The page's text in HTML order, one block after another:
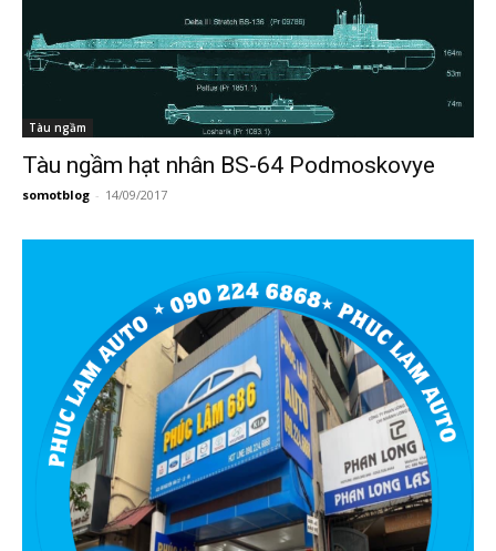
Tàu ngầm
Tàu ngầm hạt nhân BS-64 Podmoskovye
somotblog - 14/09/2017